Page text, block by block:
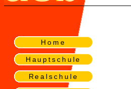
Home
Hauptschule
Realschule